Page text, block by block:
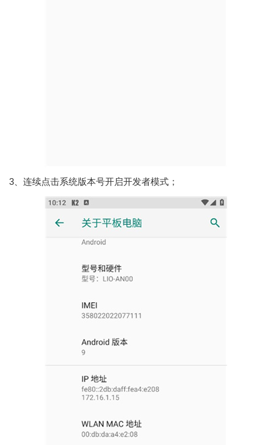
3、连续点击系统版本号开启开发者模式；